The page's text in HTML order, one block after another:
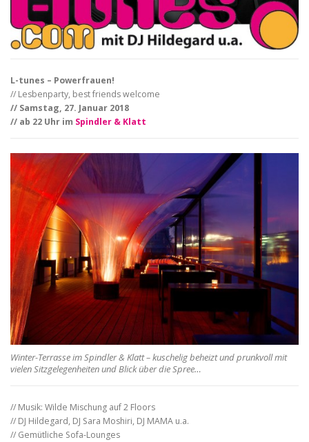
L-tunes – Powerfrauen!
// Lesbenparty, best friends welcome
// Samstag, 27. Januar 2018
// ab 22 Uhr im Spindler & Klatt
Winter-Terrasse im Spindler & Klatt – kuschelig beheizt und prunkvoll mit
vielen Sitzgelegenheiten und Blick über die Spree…
// Musik: Wilde Mischung auf 2 Floors
// DJ Hildegard, DJ Sara Moshiri, DJ MAMA u.a.
// Gemütliche Sofa-Lounges